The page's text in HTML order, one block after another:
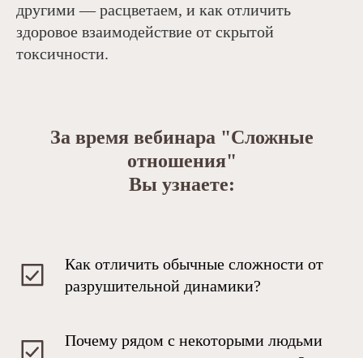
другими — расцветаем, и как отличить
здоровое взаимодействие от скрытой
токсичности.
За время вебинара "Сложные
отношения"
Вы узнаете:
Как отличить обычные сложности от
разрушительной динамики?
Почему рядом с некоторыми людьми